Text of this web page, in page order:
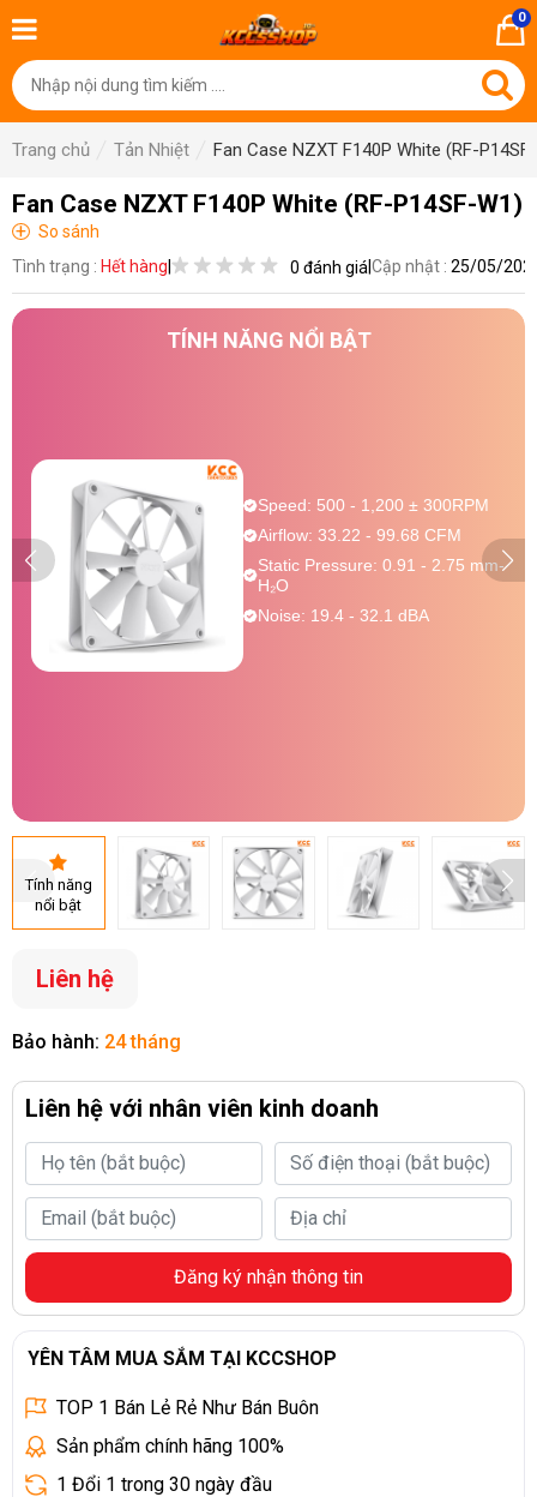
0
Trang chủ Tản Nhiệt Fan Case NZXT F140P White (RF-
Fan Case NZXT F140P White (RF-P14SF-W1)
+
So sánh
Tình trạng : Hết hàng 0 đánh giá Cập nhật : 25/05/
TÍNH NĂNG NỔI BẬT
Speed: 500 - 1,200 ± 300RPM
Airflow: 33.22 - 99.68 CFM
Static Pressure: 0.91 - 2.75 mm-
H₂O
Noise: 19.4 - 32.1 dBA
Tính năng
nổi bật
Liên hệ
Bảo hành: 24 tháng
Liên hệ với nhân viên kinh doanh
Đăng ký nhận thông tin
YÊN TÂM MUA SẮM TẠI KCCSHOP
TOP 1 Bán Lẻ Rẻ Như Bán Buôn
Sản phẩm chính hãng 100%
1 Đổi 1 trong 30 ngày đầu